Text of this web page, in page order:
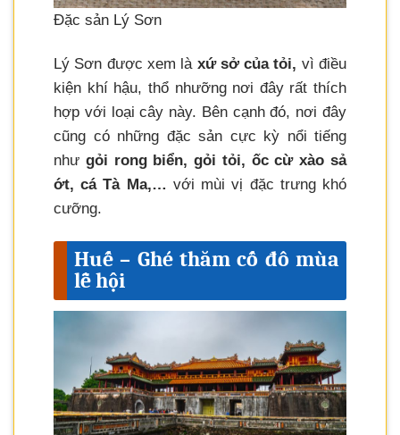
Đặc sản Lý Sơn
Lý Sơn được xem làxứ sở của tỏi, vì điều
kiện khí hậu, thổ nhưỡng nơi đây rất thích
hợp với loại cây này. Bên cạnh đó, nơi đây
cũng có những đặc sản cực kỳ nổi tiếng
như gỏi rong biển, gỏi tỏi, ốc cừ xào sả
ớt, cá Tà Ma,… với mùi vị đặc trưng khó
cưỡng.
Huế – Ghé thăm cố đô mùa
lễ hội